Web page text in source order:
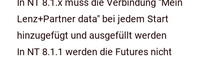
Lenz+Partner data" bei jedem Start
hinzugefügt und ausgefüllt werden
In NT 8.1.1 werden die Futures nicht